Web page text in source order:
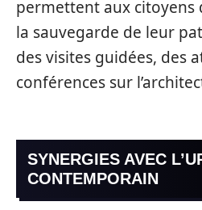
permettent aux citoyens
la sauvegarde de leur
des visites guidées, des
conférences sur
SYNERGIES AVEC
CONTEMPORAIN